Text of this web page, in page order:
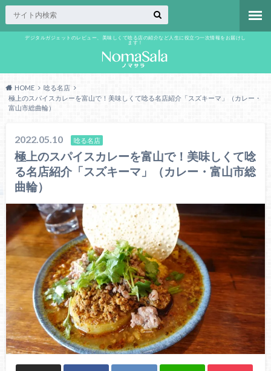
デジタルガジェットのレビュー、美味しくて唸る店の紹介など人生に役立つ一次情報をお届けし
ます！
HOME
唸る名店
極上のスパイスカレーを富山で！美味しくて唸る名店紹介「スズキーマ」（カレー・
富山市総曲輪）
2022.05.10 唸る名店
極上のスパイスカレーを富山で！美味しくて唸
る名店紹介「スズキーマ」（カレー・富山市総
曲輪）